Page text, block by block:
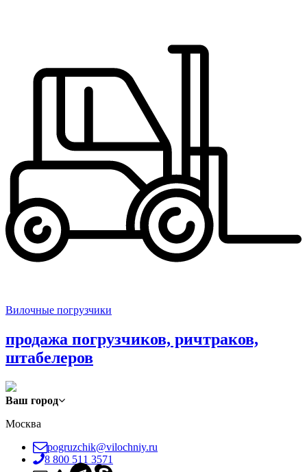
Вилочные погрузчики
продажа погрузчиков, ричтраков,
штабелеров
Ваш город
Москва
pogruzchik@vilochniy.ru
8 800 511 3571